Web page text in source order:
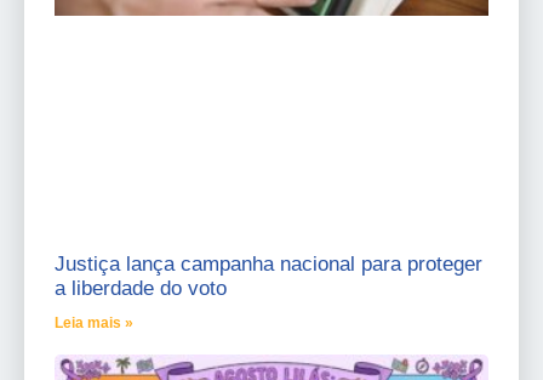
Justiça lança campanha nacional para proteger
a liberdade do voto
Leia mais »